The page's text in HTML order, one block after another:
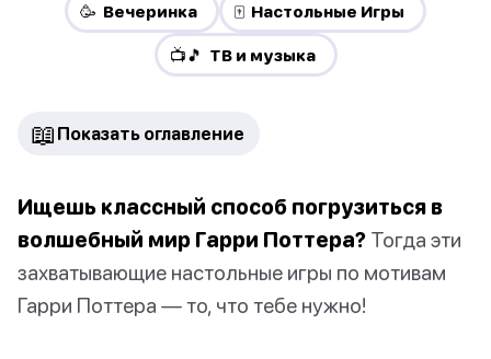
🥳 Вечеринка 🀄 Настольные Игры
📺🎵 ТВ и музыка
📖 Показать оглавление
Ищешь классный способ погрузиться в
волшебный мир Гарри Поттера? Тогда эти
захватывающие настольные игры по мотивам
Гарри Поттера — то, что тебе нужно!